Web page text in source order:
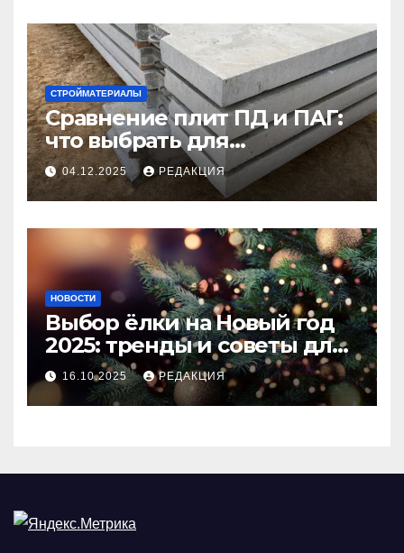
СТРОЙМАТЕРИАЛЫ
Сравнение плит ПД и ПАГ:
что выбрать для
долговечного и прочного
покрытия
04.12.2025 РЕДАКЦИЯ
НОВОСТИ
Выбор ёлки на Новый год
2025: тренды и советы для
идеального праздника
16.10.2025 РЕДАКЦИЯ